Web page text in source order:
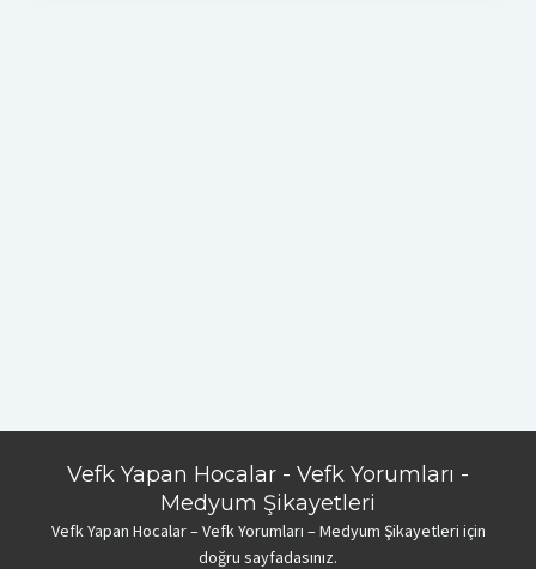
Vefk Yapan Hocalar - Vefk Yorumları -
Medyum Şikayetleri
Vefk Yapan Hocalar – Vefk Yorumları – Medyum Şikayetleri için
doğru sayfadasınız.